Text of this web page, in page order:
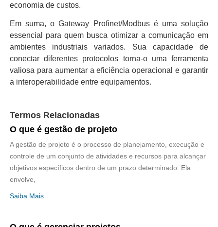
economia de custos.
Em suma, o Gateway Profinet/Modbus é uma solução
essencial para quem busca otimizar a comunicação em
ambientes industriais variados. Sua capacidade de
conectar diferentes protocolos torna-o uma ferramenta
valiosa para aumentar a eficiência operacional e garantir
a interoperabilidade entre equipamentos.
Termos Relacionadas
O que é gestão de projeto
A gestão de projeto é o processo de planejamento, execução e
controle de um conjunto de atividades e recursos para alcançar
objetivos específicos dentro de um prazo determinado. Ela
envolve,
Saiba Mais